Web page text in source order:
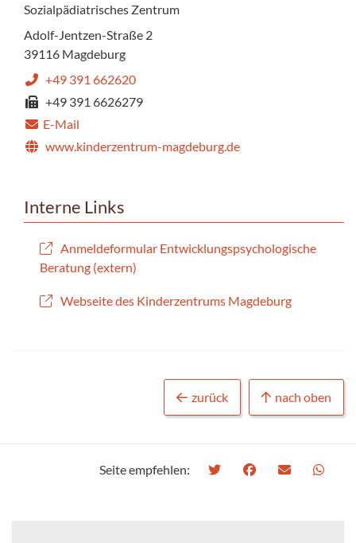
Sozialpädiatrisches Zentrum
Adolf-Jentzen-Straße 2
39116 Magdeburg
+49 391 662620
+49 391 6626279
E-Mail
www.kinderzentrum-magdeburg.de
Interne Links
Anmeldeformular Entwicklungspsychologische
Beratung (extern)
Webseite des Kinderzentrums Magdeburg
zurück nach oben
Seite empfehlen: